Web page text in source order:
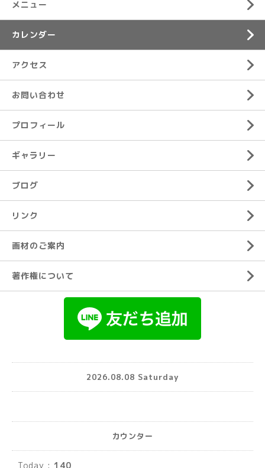
メニュー
カレンダー
アクセス
お問い合わせ
プロフィール
ギャラリー
ブログ
リンク
画材のご案内
著作権について
2026.08.08 Saturday
カウンター
Today : 140